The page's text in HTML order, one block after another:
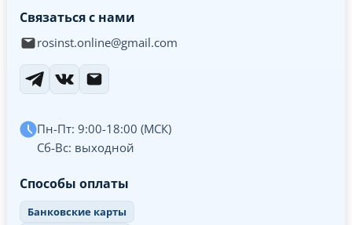
Связаться с нами
rosinst.online@gmail.com
Пн-Пт: 9:00-18:00 (МСК)
Сб-Вс: выходной
Способы оплаты
Банковские карты